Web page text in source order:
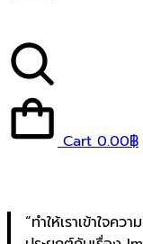
Cart0.00฿
“ทำให้เราเข้าใจค